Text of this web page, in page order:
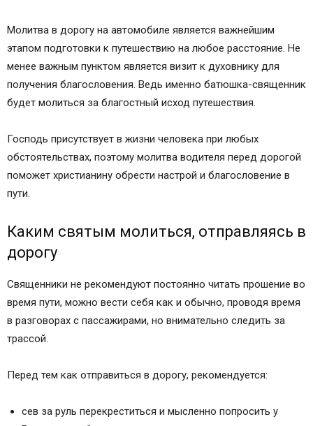
Молитва в дорогу на автомобиле является важнейшим
этапом подготовки к путешествию на любое расстояние. Не
менее важным пунктом является визит к духовнику для
получения благословения. Ведь именно батюшка-священник
будет молиться за благостный исход путешествия.
Господь присутствует в жизни человека при любых
обстоятельствах, поэтому молитва водителя перед дорогой
поможет христианину обрести настрой и благословение в
пути.
Каким святым молиться, отправляясь в
дорогу
Священники не рекомендуют постоянно читать прошение во
время пути, можно вести себя как и обычно, проводя время
в разговорах с пассажирами, но внимательно следить за
трассой.
Перед тем как отправиться в дорогу, рекомендуется:
сев за руль перекреститься и мысленно попросить у